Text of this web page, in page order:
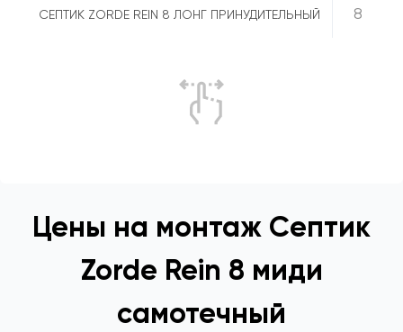
СЕПТИК ZORDE REIN 8 ЛОНГ ПРИНУДИТЕЛЬНЫЙ 8
Цены на монтаж Септик
Zorde Rein 8 миди
самотечный